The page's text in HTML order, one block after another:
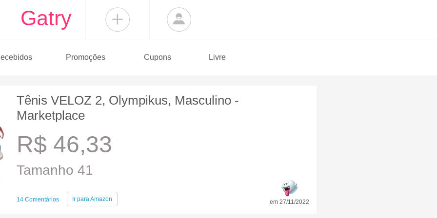
Gatry
Promoções Cupons Livre
Tênis VELOZ 2, Olympikus, Masculino -
Marketplace
R$ 46,33
Tamanho 41
14 Comentários Ir paraAmazon em 27/11/2022